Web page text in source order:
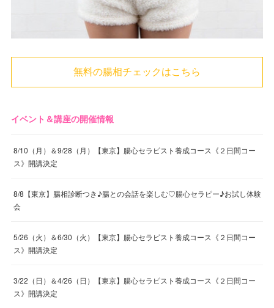
無料の腸相チェックはこちら
イベント＆講座の開催情報
8/10（月）＆9/28（月）【東京】腸心セラピスト養成コース《２日間コー
ス》開講決定
8/8【東京】腸相診断つき♪腸との会話を楽しむ♡腸心セラピー♪お試し体験
会
5/26（火）＆6/30（火）【東京】腸心セラピスト養成コース《２日間コー
ス》開講決定
3/22（日）＆4/26（日）【東京】腸心セラピスト養成コース《２日間コー
ス》開講決定